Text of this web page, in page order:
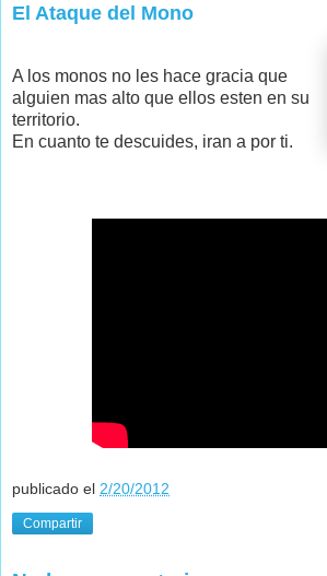
El Ataque del Mono
A los monos no les hace gracia que
alguien mas alto que ellos esten en su
territorio.
En cuanto te descuides, iran a por ti.
publicado el 2/20/2012
Compartir